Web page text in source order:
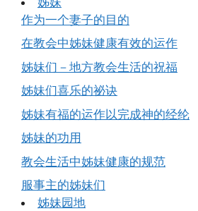
作为一个妻子的目的
在教会中姊妹健康有效的运作
姊妹们－地方教会生活的祝福
姊妹们喜乐的祕诀
姊妹有福的运作以完成神的经纶
姊妹的功用
教会生活中姊妹健康的规范
服事主的姊妹们
姊妹园地